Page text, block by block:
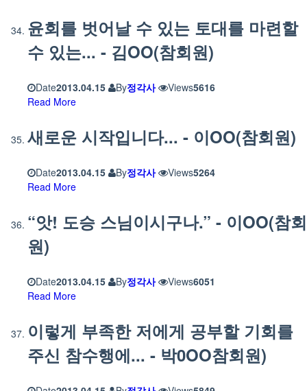
윤회를 벗어날 수 있는 토대를 마련할
수 있는... - 김OO(참회원)
Date2013.04.15 By정각사 Views5616
Read More
새로운 시작입니다... - 이OO(참회원)
Date2013.04.15 By정각사 Views5264
Read More
“앗! 도승 스님이시구나.” - 이OO(참회
원)
Date2013.04.15 By정각사 Views6051
Read More
이렇게 부족한 저에게 공부할 기회를
주신 참수행에... - 박0OO참회원)